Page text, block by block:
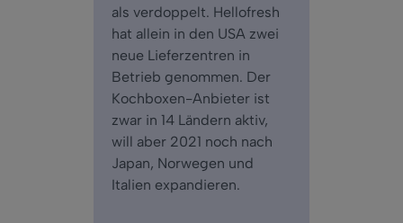
als verdoppelt. Hellofresh
hat allein in den USA zwei
neue Lieferzentren in
Betrieb genommen. Der
Kochboxen-Anbieter ist
zwar in 14 Ländern aktiv,
will aber 2021 noch nach
Japan, Norwegen und
Italien expandieren.